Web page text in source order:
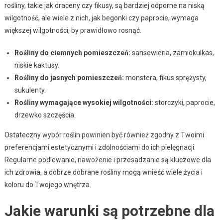
rośliny, takie jak draceny czy fikusy, są bardziej odporne na niską
wilgotność, ale wiele z nich, jak begonki czy paprocie, wymaga
większej wilgotności, by prawidłowo rosnąć.
Rośliny do ciemnych pomieszczeń: sansewieria, zamiokulkas,
niskie kaktusy.
Rośliny do jasnych pomieszczeń: monstera, fikus sprężysty,
sukulenty.
Rośliny wymagające wysokiej wilgotności: storczyki, paprocie,
drzewko szczęścia.
Ostateczny wybór roślin powinien być również zgodny z Twoimi
preferencjami estetycznymi i zdolnościami do ich pielęgnacji.
Regularne podlewanie, nawożenie i przesadzanie są kluczowe dla
ich zdrowia, a dobrze dobrane rośliny mogą wnieść wiele życia i
koloru do Twojego wnętrza.
Jakie warunki są potrzebne dla